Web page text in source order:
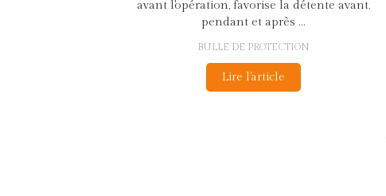
avant l'opération, favorise la détente avant,
pendant et après ...
BULLE DE PROTECTION
Lire l'article